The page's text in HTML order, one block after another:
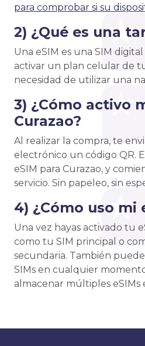
para comprobar si su
2) ¿Qué es una
Una eSIM es una SIM
activar un plan celular de
necesidad de utilizar una
3) ¿Cómo activo
Curazao?
Al realizar la compra, te
electrónico un código QR.
eSIM para Curazao, y
servicio. Sin papeleo, sin
4) ¿Cómo uso mi
Una vez hayas activado tu
como tu SIM principal o
secundaria. También
SIMs en cualquier
almacenar múltiples eSIMs